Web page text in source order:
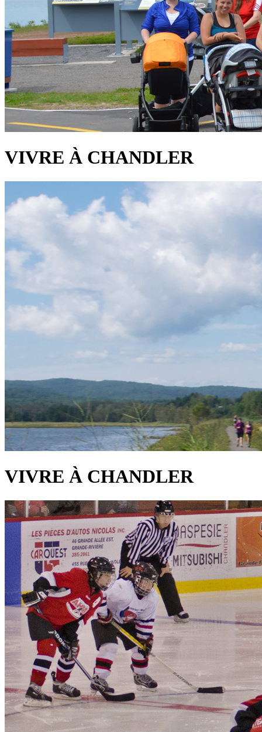
VIVRE À CHANDLER
VIVRE À CHANDLER